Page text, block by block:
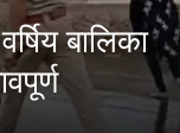
बालिका